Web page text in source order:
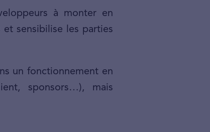
à monter en
sensibilise les parties
un fonctionnement en
sponsors…), mais